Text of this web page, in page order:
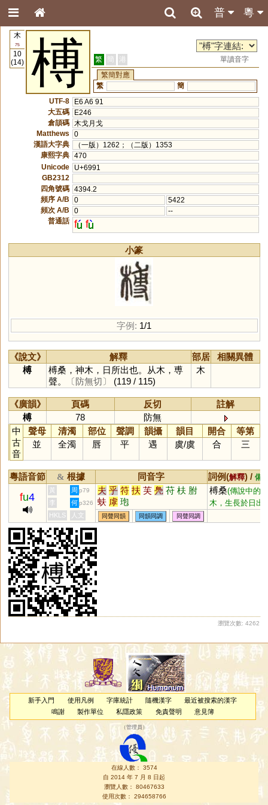
粵
普
木
75
10
(14)
榑 繁 簡 港
單讀音字
繁簡對應
繁
簡
UTF-8
E6 A6 91
大五碼
E246
倉頡碼
木戈月戈
Matthews
0
漢語大字典
（一版）1262；（二版）1353
康熙字典 470
Unicode
U+6991
GB2312
四角號碼 4394.2
頻序 A/B
0
5422
頻次 A/B
0
--
普通話 f f
小篆
字例: 1/1
《說文》 解釋 部居
相關異體
榑
榑桑，神木，日所出也。从木，尃
聲。
〔防無切〕 (119 / 115)
木
《廣韻》 頁碼 反切
註解
榑
78
防無
中
古
音
聲母 清濁 部位 聲調 韻攝 韻目 開合
等第
並
全濁 唇 平 遇 虞/虞 合 三
粵語音節 & 根據 同音字 詞例(解釋) / 備
fu4
黃 周 p79 夫 乎 符 扶 芙 鳧 苻 枎 胕
蚨 虖 玸
榑桑(傳說中的神
木，生長於日出
李 何 p326
HKLS 人文 同聲同韻 同韻同調 同聲同調
瀏覽次數: 4262
新手入門 使用凡例 字庫統計 隨機漢字
最近被搜索的漢字
鳴謝
製作單位 私隱政策 免責聲明 意見簿
（管理員 ）
在線人數： 3574
自 2014 年 7 月 8 日起
瀏覽人數： 80467633
使用次數： 294658766